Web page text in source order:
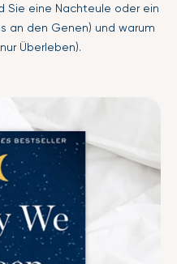
Sie eine Nachteule oder ein
an den Genen) und warum
Überleben).